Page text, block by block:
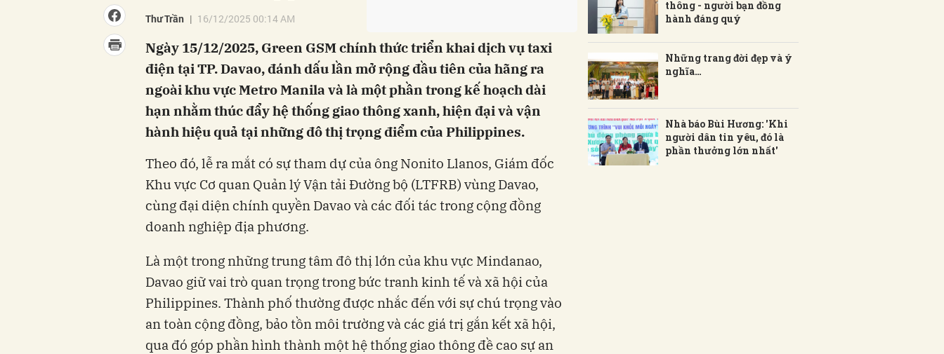
Thư Trần 16/12/2025 00:14 AM
Ngày 15/12/2025, Green GSM chính thức triển khai dịch vụ taxi
điện tại TP. Davao, đánh dấu lần mở rộng đầu tiên của hãng ra
ngoài khu vực Metro Manila và là một phần trong kế hoạch dài
hạn nhằm thúc đẩy hệ thống giao thông xanh, hiện đại và vận
hành hiệu quả tại những đô thị trọng điểm của Philippines.
Theo đó, lễ ra mắt có sự tham dự của ông Nonito Llanos, Giám đốc
Khu vực Cơ quan Quản lý Vận tải Đường bộ (LTFRB) vùng Davao,
cùng đại diện chính quyền Davao và các đối tác trong cộng đồng
doanh nghiệp địa phương.
Là một trong những trung tâm đô thị lớn của khu vực Mindanao,
Davao giữ vai trò quan trọng trong bức tranh kinh tế và xã hội của
Philippines. Thành phố thường được nhắc đến với sự chú trọng vào
an toàn cộng đồng, bảo tồn môi trường và các giá trị gắn kết xã hội,
qua đó góp phần hình thành một hệ thống giao thông đề cao sự an
thông - người bạn đồng
hành đáng quý
Những trang đời đẹp và ý
nghĩa…
Nhà báo Bùi Hương: 'Khi
người dân tin yêu, đó là
phần thưởng lớn nhất'